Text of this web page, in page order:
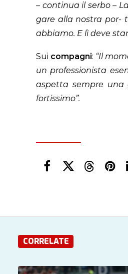
– continua il serbo –
gare alla nostra por-
abbiamo. E lì deve
Sui compagni: “Il
un professionista
aspetta sempre una
fortissimo”.
CORRELATE